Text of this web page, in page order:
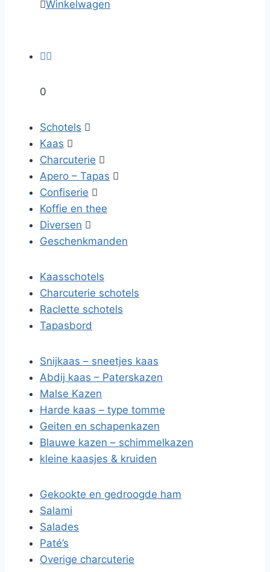
Winkelwagen

0
Schotels 
Kaas 
Charcuterie 
Apero – Tapas 
Confiserie 
Koffie en thee
Diversen 
Geschenkmanden
Kaasschotels
Charcuterie schotels
Raclette schotels
Tapasbord
Snijkaas – sneetjes kaas
Abdij kaas – Paterskazen
Malse Kazen
Harde kaas – type tomme
Geiten en schapenkazen
Blauwe kazen – schimmelkazen
kleine kaasjes & kruiden
Gekookte en gedroogde ham
Salami
Salades
Paté’s
Overige charcuterie